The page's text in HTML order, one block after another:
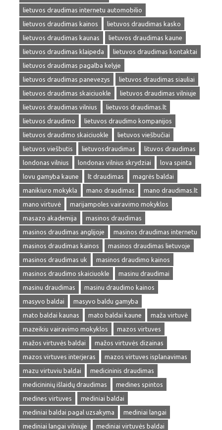
lietuvos draudimas internetu automobilio
lietuvos draudimas kainos
lietuvos draudimas kasko
lietuvos draudimas kaunas
lietuvos draudimas kaune
lietuvos draudimas klaipeda
lietuvos draudimas kontaktai
lietuvos draudimas pagalba kelyje
lietuvos draudimas panevezys
lietuvos draudimas siauliai
lietuvos draudimas skaiciuokle
lietuvos draudimas vilniuje
lietuvos draudimas vilnius
lietuvos draudimas.lt
lietuvos draudimo
lietuvos draudimo kompanijos
lietuvos draudimo skaiciuokle
lietuvos viešbučiai
lietuvos viešbutis
lietuvosdraudimas
lituvos draudimas
londonas vilnius
londonas vilnius skrydziai
lova spinta
lovu gamyba kaune
lt draudimas
magrės baldai
manikiuro mokykla
mano draudimas
mano draudimas.lt
mano virtuvė
marijampoles vairavimo mokyklos
masazo akademija
masinos draudimas
masinos draudimas anglijoje
masinos draudimas internetu
masinos draudimas kainos
masinos draudimas lietuvoje
masinos draudimas uk
masinos draudimo kainos
masinos draudimo skaiciuokle
masinu draudimai
masinu draudimas
masinu draudimo kainos
masyvo baldai
masyvo baldu gamyba
mato baldai kaunas
mato baldai kaune
maža virtuvė
mazeikiu vairavimo mokyklos
mazos virtuves
mažos virtuvės baldai
mažos virtuvės dizainas
mazos virtuves interjeras
mazos virtuves isplanavimas
mazu virtuviu baldai
medicininis draudimas
medicininių išlaidų draudimas
medines spintos
medines virtuves
mediniai baldai
mediniai baldai pagal uzsakyma
mediniai langai
mediniai langai vilniuje
mediniai virtuvės baldai